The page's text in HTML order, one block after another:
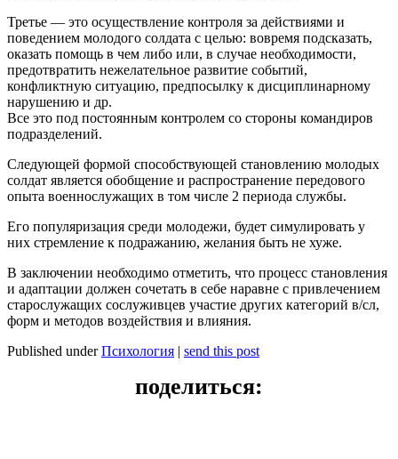
Третье — это осуществление контроля за действиями и
поведением молодого солдата с целью: вовремя подсказать,
оказать помощь в чем либо или, в случае необходимости,
предотвратить нежелательное развитие событий,
конфликтную ситуацию, предпосылку к дисциплинарному
нарушению и др.
Все это под постоянным контролем со стороны командиров
подразделений.
Следующей формой способствующей становлению молодых
солдат является обобщение и распространение передового
опыта военнослужащих в том числе 2 периода службы.
Его популяризация среди молодежи, будет симулировать у
них стремление к подражанию, желания быть не хуже.
В заключении необходимо отметить, что процесс становления
и адаптации должен сочетать в себе наравне с привлечением
старослужащих сослуживцев участие других категорий в/сл,
форм и методов воздействия и влияния.
Published underПсихология | send this post
поделиться: